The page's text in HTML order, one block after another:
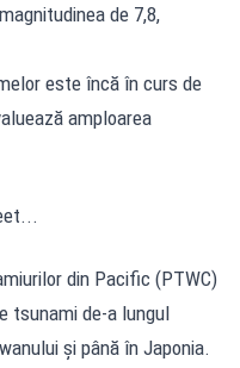
de 7,8,
este încă în curs de
amploarea
din Pacific (PTWC)
tsunami de-a lungul
şi până în Japonia.